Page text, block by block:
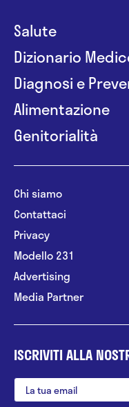
Salute
Dizionario
Diagnosi e
Alimentazione
Genitorialità
Chi siamo
Contattaci
Privacy
Modello 231
Advertising
Media Partner
ISCRIVITI ALLA